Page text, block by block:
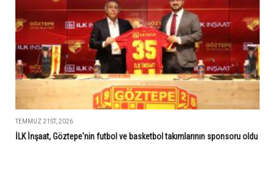
TEMMUZ 21ST, 2026
İLK İnşaat, Göztepe'nin futbol ve basketbol takımlarının sponsoru oldu